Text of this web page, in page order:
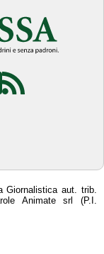
Giornalistica aut. trib.
Animate srl (P.I.